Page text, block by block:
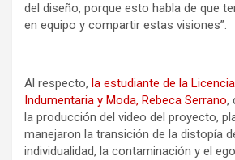
del diseño, porque esto habla de que
en equipo y compartir estas visiones”.
Al respecto, la estudiante de la
Indumentaria y Moda, Rebeca Serrano,
la producción del video del proyecto,
manejaron la transición de la distopía
individualidad, la contaminación y el